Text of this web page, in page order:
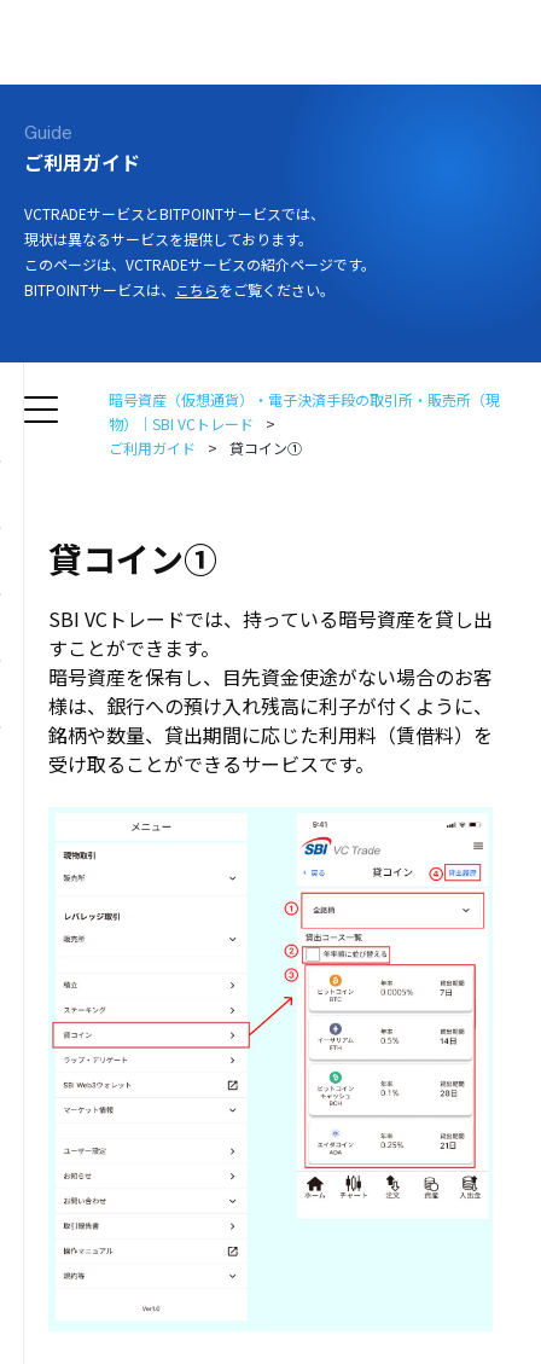
Guide
ご利用ガイド
VCTRADEサービスとBITPOINTサービスでは、
現状は異なるサービスを提供しております。
このページは、VCTRADEサービスの紹介ページです。
BITPOINTサービスは、
こちらをご覧ください。
暗号資産（仮想通貨）・電子決済手段の取引所・販売所（現
物）｜SBI VCトレード
ご利用ガイド
貸コイン①
貸コイン①
SBI VCトレードでは、持っている暗号資産を貸し出
すことができます。
暗号資産を保有し、目先資金使途がない場合のお客
様は、銀行への預け入れ残高に利子が付くように、
銘柄や数量、貸出期間に応じた利用料（賃借料）を
受け取ることができるサービスです。